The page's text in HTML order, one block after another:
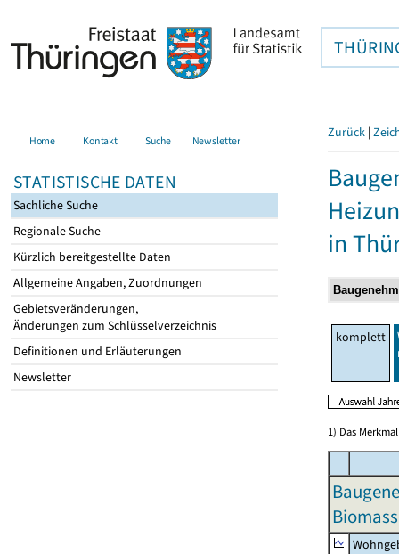
Home Kontakt Suche Newsletter
STATISTISCHE DATEN
Sachliche Suche
Regionale Suche
Kürzlich bereitgestellte Daten
Allgemeine Angaben, Zuordnungen
Gebietsveränderungen,
Änderungen zum Schlüsselverzeichnis
Definitionen und Erläuterungen
Newsletter
Zurück |
in
komplett
1) Das